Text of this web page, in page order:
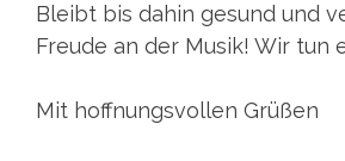
Bleibt bis dahin gesund und
Freude an der Musik! Wir tun
Mit hoffnungsvollen Grüßen